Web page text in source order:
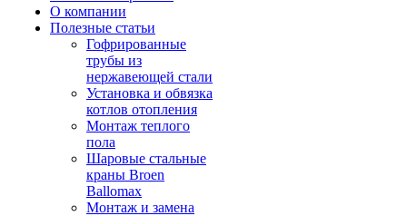
О компании
Полезные статьи
Гофрированные
трубы из
нержавеющей стали
Установка и обвязка
котлов отопления
Монтаж теплого
пола
Шаровые стальные
краны Broen
Ballomax
Монтаж и замена